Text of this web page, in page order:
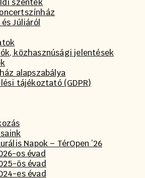
szentek
Júliáról
közhasznúsági jelentések
alapszabálya
tájékoztató (GDPR)
Napok – TérOpen ’26
os évad
ös évad
es évad